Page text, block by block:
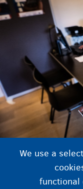
We use a
functional